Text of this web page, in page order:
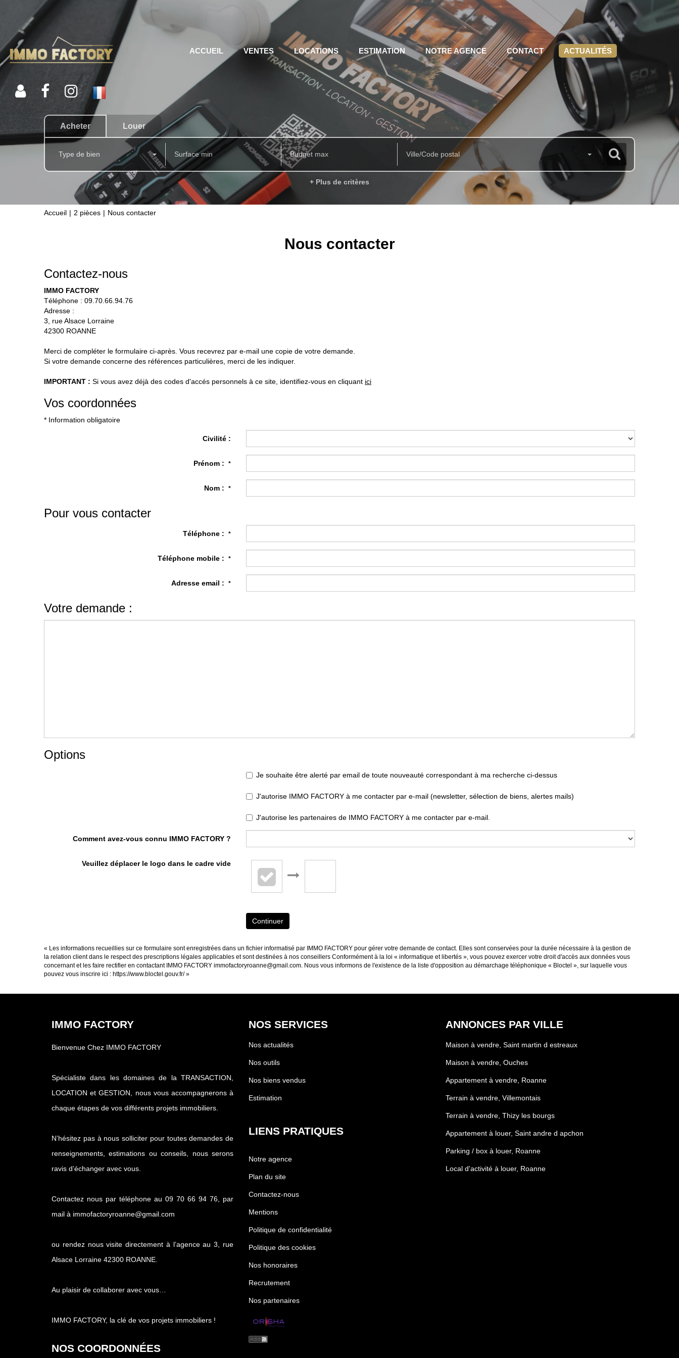
ACCUEIL VENTES LOCATIONS ESTIMATION NOTRE AGENCE CONTACT ACTUALITÉS
Acheter Louer
Type de bien Ville/Code postal
+ Plus de critères
Accueil 2 pièces Nous contacter
Nous contacter
Contactez-nous
IMMO FACTORY
Téléphone : 09.70.66.94.76
Adresse :
3, rue Alsace Lorraine
42300 ROANNE
Merci de compléter le formulaire ci-après. Vous recevrez par e-mail une copie de votre demande.
Si votre demande concerne des références particulières, merci de les indiquer.
IMPORTANT : Si vous avez déjà des codes d'accés personnels à ce site, identifiez-vous en cliquant ici
Vos coordonnées
* Information obligatoire
Civilité :
Prénom : *
Nom : *
Pour vous contacter
Téléphone : *
Téléphone mobile : *
Adresse email : *
Votre demande :
Options
Je souhaite être alerté par email de toute nouveauté correspondant à ma recherche ci-dessus
J'autorise IMMO FACTORY à me contacter par e-mail (newsletter, sélection de biens, alertes mails)
J'autorise les partenaires de IMMO FACTORY à me contacter par e-mail.
Comment avez-vous connu IMMO FACTORY ?
Veuillez déplacer le logo dans le cadre vide
Continuer
« Les informations recueillies sur ce formulaire sont enregistrées dans un fichier informatisé par IMMO FACTORY pour gérer votre demande de contact. Elles sont conservées pour la durée nécessaire à la gestion de
la relation client dans le respect des prescriptions légales applicables et sont destinées à nos conseillers Conformément à la loi « informatique et libertés », vous pouvez exercer votre droit d'accès aux données vous
concernant et les faire rectifier en contactant IMMO FACTORY immofactoryroanne@gmail.com. Nous vous informons de l'existence de la liste d'opposition au démarchage téléphonique « Bloctel », sur laquelle vous
pouvez vous inscrire ici : https://www.bloctel.gouv.fr/»
IMMO FACTORY
Bienvenue Chez IMMO FACTORY
Spécialiste dans les domaines de la TRANSACTION,
LOCATION et GESTION, nous vous accompagnerons à
chaque étapes de vos différents projets immobiliers.
N’hésitez pas à nous solliciter pour toutes demandes de
renseignements, estimations ou conseils, nous serons
ravis d’échanger avec vous.
Contactez nous par téléphone au 09 70 66 94 76, par
mail à immofactoryroanne@gmail.com
ou rendez nous visite directement à l’agence au 3, rue
Alsace Lorraine 42300 ROANNE.
Au plaisir de collaborer avec vous…
IMMO FACTORY, la clé de vos projets immobiliers !
NOS COORDONNÉES
NOS SERVICES
Nos actualités
Nos outils
Nos biens vendus
Estimation
LIENS PRATIQUES
Notre agence
Plan du site
Contactez-nous
Mentions
Politique de confidentialité
Politique des cookies
Nos honoraires
Recrutement
Nos partenaires
ANNONCES PAR VILLE
Maison à vendre, Saint martin d estreaux
Maison à vendre, Ouches
Appartement à vendre, Roanne
Terrain à vendre, Villemontais
Terrain à vendre, Thizy les bourgs
Appartement à louer, Saint andre d apchon
Parking / box à louer, Roanne
Local d'activité à louer, Roanne